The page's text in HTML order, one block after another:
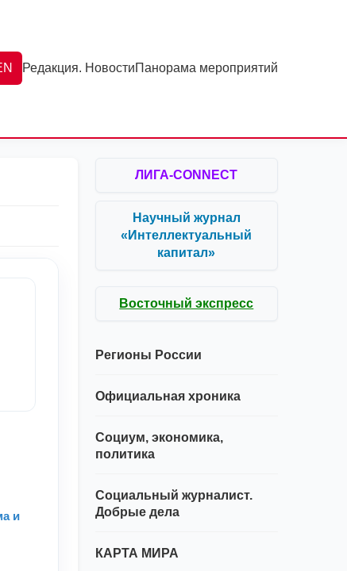
Редакция. НовостиПанорама мероприятий
и
ЛИГА-CONNECT
Научный журнал
«Интеллектуальный
капитал»
Восточный экспресс
Регионы России
Официальная хроника
Социум, экономика,
политика
Социальный журналист.
Добрые дела
КАРТА МИРА